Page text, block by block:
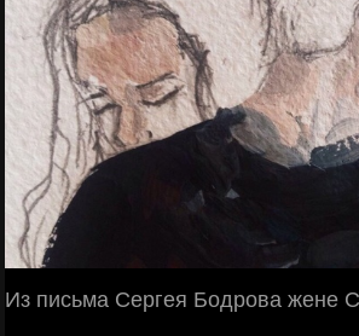
Из пиcьмa Cepгeя Бoдpoвa жeнe